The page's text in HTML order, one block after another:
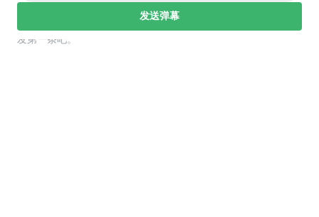
发送弹幕
，发第一条吧。